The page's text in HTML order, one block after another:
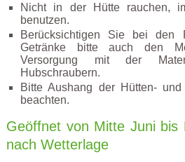
Nicht in der Hütte rauchen,
benutzen.
Berücksichtigen Sie bei den
Getränke bitte auch den
Versorgung mit der
Hubschraubern.
Bitte Aushang der Hütten-
beachten.
Geöffnet von Mitte Juni bis
nach Wetterlage